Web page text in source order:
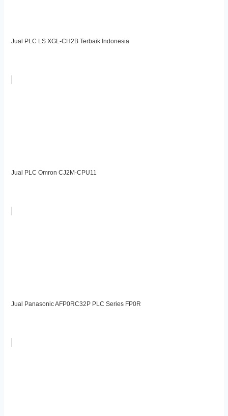
Jual PLC LS XGL-CH2B Terbaik Indonesia
Jual PLC Omron CJ2M-CPU11
Jual Panasonic AFP0RC32P PLC Series FP0R